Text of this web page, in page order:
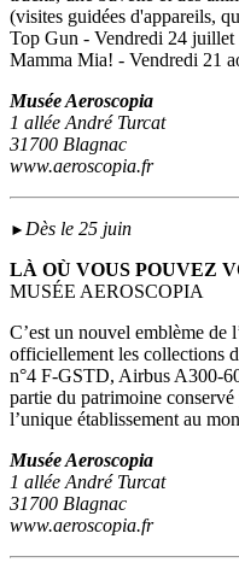
(visites guidées d'appareils,
Top Gun - Vendredi 24
Mamma Mia! - Vendredi 21
Musée Aeroscopia
1 allée André Turcat
31700 Blagnac
www.aeroscopia.fr
► Dès le 25 juin
LÀ OÙ VOUS POUVEZ
MUSÉE AEROSCOPIA
C’est un nouvel emblème de
officiellement les collections
n°4 F-GSTD, Airbus A300-
partie du patrimoine
l’unique établissement au
Musée Aeroscopia
1 allée André Turcat
31700 Blagnac
www.aeroscopia.fr